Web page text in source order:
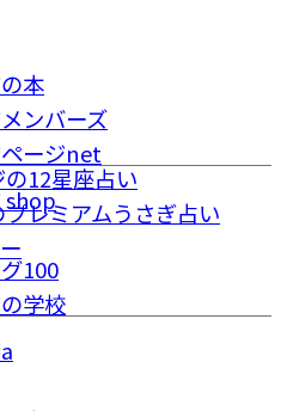
12星座占い
レミアムうさぎ占い
本
ンバーズ
ージnet
shop
100
学校